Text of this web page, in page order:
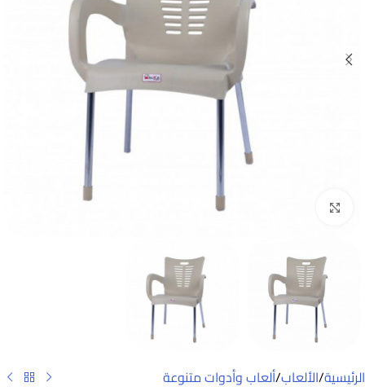
الرئيسية/الألعاب/ألعاب وأدوات متنوعة